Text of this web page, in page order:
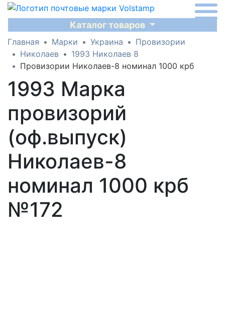
Каталог товаров
Главная Марки Украина
Провизории
Николаев
1993 Николаев 8
Провизории Николаев-8 номинал 1000 крб
1993 Марка
провизорий
(оф.выпуск)
Николаев-8
номинал 1000 крб
№172